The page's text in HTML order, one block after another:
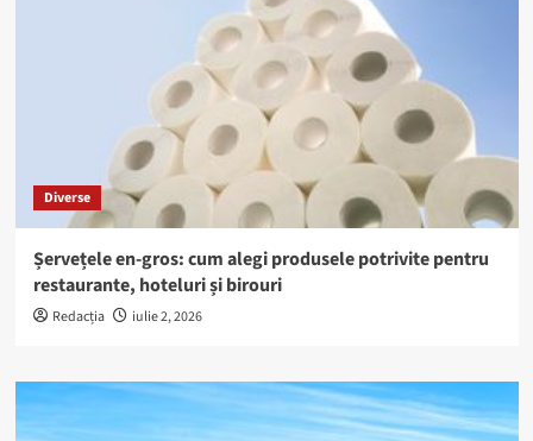
Diverse
Șervețele en-gros: cum alegi produsele potrivite pentru
restaurante, hoteluri și birouri
Redacția iulie 2, 2026